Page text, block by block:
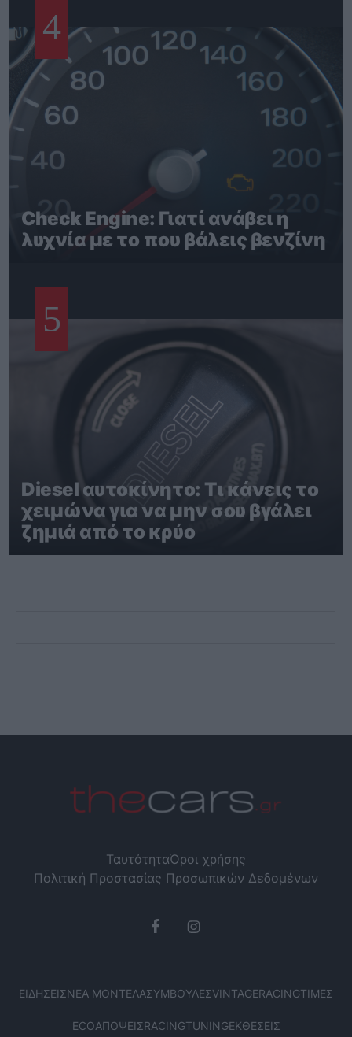
4
Check Engine: Γιατί ανάβει η
λυχνία με το που βάλεις βενζίνη
5
Diesel αυτοκίνητο: Τι κάνεις το
χειμώνα για να μην σου βγάλει
ζημιά από το κρύο
ΤαυτότηταΌροι χρήσης
Πολιτική Προστασίας Προσωπικών Δεδομένων
ΕΙΔΉΣΕΙΣΝΈΑ ΜΟΝΤΈΛΑΣΥΜΒΟΥΛΈΣVINTAGERACINGΤΙΜΈΣ
ECOΑΠΌΨΕΙΣRACINGTUNINGΕΚΘΈΣΕΙΣ